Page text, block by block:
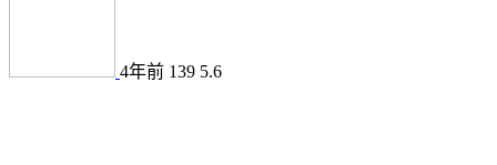
4年前 139 5.6